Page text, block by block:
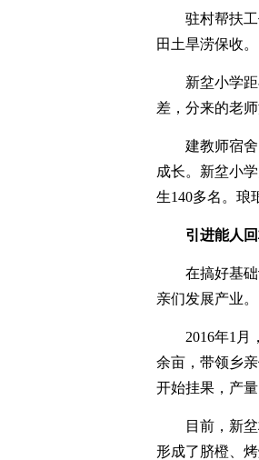
驻村帮扶
田土旱涝保收。
新坌小学
差，分来的老
建教师宿
成长。新坌小
生140多名。琅
引进能人
在搞好基
亲们发展产业。
2016年1月
余亩，带领乡
开始挂果，产量
目前，新
形成了脐橙、